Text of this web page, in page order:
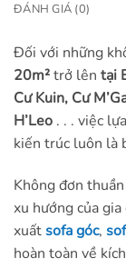
ĐÁNH GIÁ (0)
Đối với những
20m²trở lên tại
Cư Kuin, Cư
H’Leo . . . việc
kiến trúc luôn là
Không đơn
xu hướng của
xuấtsofa góc,
hoàn toàn về